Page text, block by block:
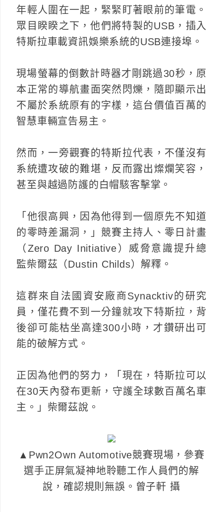
年輕人圍在一起，緊緊盯著眼前的筆電。
眾目睽睽之下，他們將特製的USB，插入
特斯拉車載資訊娛樂系統的USB連接埠。
現場螢幕的倒數計時器才剛跳過30秒，原
本正常的導航畫面突然閃爍，隨即顯示出
不屬於系統原有的字樣，這台價值百萬的
智慧車輛宣告易主。
然而，一旁觀賽的特斯拉代表，不僅沒有
系統遭攻破的難堪，反而露出燦爛笑容，
甚至與越過防護的白帽駭客擊掌。
「他很高興，因為他得到一個原先不知道
的零時差漏洞，」競賽主持人、零日計畫
（Zero Day Initiative）威脅意識提升總
監柴爾茲（Dustin Childs）解釋。
這群來自法國資安廠商Synacktiv的研究
員，僅花費不到一分鐘就攻下特斯拉，背
後卻可能枯坐高達300小時，才鑽研出可
能的破解方式。
正因為他們的努力，「現在，特斯拉可以
在30天內發布更新，守護全球數百萬名車
主。」柴爾茲說。
▲Pwn2Own Automotive競賽現場，參賽
選手正屏氣凝神地聆聽工作人員們的解
說，確認規則無誤。曾子軒 攝